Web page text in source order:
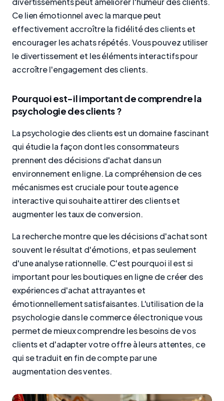
Ce lien émotionnel avec la marque peut
effectivement accroître la fidélité des clients et
encourager les achats répétés. Vous pouvez utiliser
le divertissement et les éléments interactifs pour
accroître l'engagement des clients.
Pourquoi est-il important de comprendre la
psychologie des clients ?
La psychologie des clients est un domaine fascinant
qui étudie la façon dont les consommateurs
prennent des décisions d'achat dans un
environnement en ligne. La compréhension de ces
mécanismes est cruciale pour toute agence
interactive qui souhaite attirer des clients et
augmenter les taux de conversion.
La recherche montre que les décisions d'achat sont
souvent le résultat d'émotions, et pas seulement
d'une analyse rationnelle. C'est pourquoi il est si
important pour les boutiques en ligne de créer des
expériences d'achat attrayantes et
émotionnellement satisfaisantes. L'utilisation de la
psychologie dans le commerce électronique vous
permet de mieux comprendre les besoins de vos
clients et d'adapter votre offre à leurs attentes, ce
qui se traduit en fin de compte par une
augmentation des ventes.